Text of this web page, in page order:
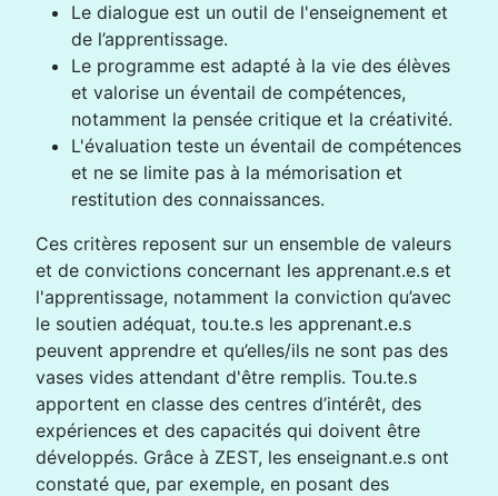
Le dialogue est un outil de l'enseignement et
de l’apprentissage.
Le programme est adapté à la vie des élèves
et valorise un éventail de compétences,
notamment la pensée critique et la créativité.
L'évaluation teste un éventail de compétences
et ne se limite pas à la mémorisation et
restitution des connaissances.
Ces critères reposent sur un ensemble de valeurs
et de convictions concernant les apprenant.e.s et
l'apprentissage, notamment la conviction qu’avec
le soutien adéquat, tou.te.s les apprenant.e.s
peuvent apprendre et qu’elles/ils ne sont pas des
vases vides attendant d'être remplis. Tou.te.s
apportent en classe des centres d’intérêt, des
expériences et des capacités qui doivent être
développés. Grâce à ZEST, les enseignant.e.s ont
constaté que, par exemple, en posant des